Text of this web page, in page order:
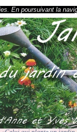
En poursuivant la